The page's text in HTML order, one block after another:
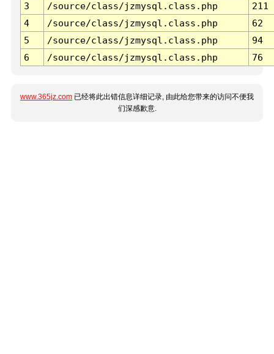
3 /source/class/jzmysql.class.php
211
4
/source/class/jzmysql.class.php
62
5
/source/class/jzmysql.class.php
94
6
/source/class/jzmysql.class.php 76
www.365jz.com 已经将此出错信息详细记录, 由此给您带来的访问不便我
们深感歉意.